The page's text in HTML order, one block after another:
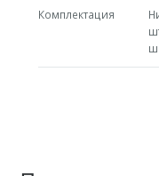
Комплектация